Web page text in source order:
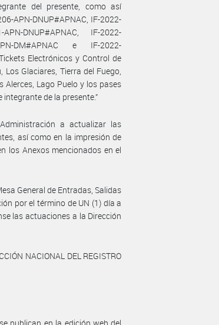
del presente, como así
APN-DNUP#APNAC, IF-2022-
DNUP#APNAC, IF-2022-
APN-DM#APNAC e IF-2022-
Electrónicos y Control de
Los Glaciares, Tierra del Fuego,
Alerces, Lago Puelo y los pases
de la presente.”
a actualizar las
así como en la impresión de
los Anexos mencionados en el
General de Entradas, Salidas
por el término de UN (1) día a
las actuaciones a la Dirección
NACIONAL DEL REGISTRO